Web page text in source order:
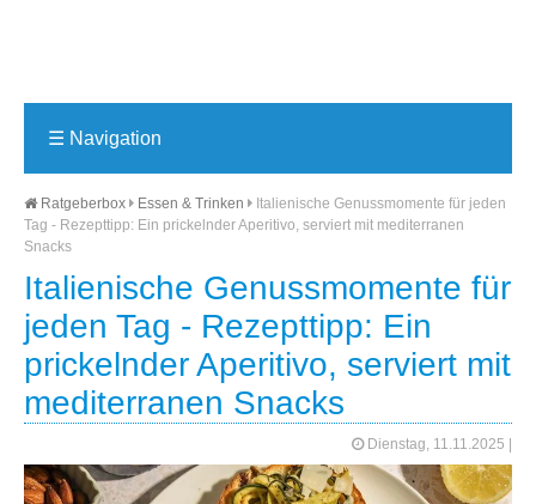
☰ Navigation
Ratgeberbox Essen & Trinken
Italienische Genussmomente für jeden
Tag - Rezepttipp: Ein prickelnder Aperitivo, serviert mit mediterranen
Snacks
Italienische Genussmomente für
jeden Tag - Rezepttipp: Ein
prickelnder Aperitivo, serviert mit
mediterranen Snacks
Dienstag, 11.11.2025